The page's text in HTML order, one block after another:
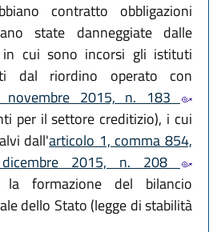
contratto obbligazioni
state danneggiate dalle
cui sono incorsi gli istituti
dal riordino operato con
novembre 2015, n. 183
per il settore creditizio), i cui
dall'articolo 1, comma 854,
2015, n. 208
la formazione del bilancio
dello Stato (legge di stabilità